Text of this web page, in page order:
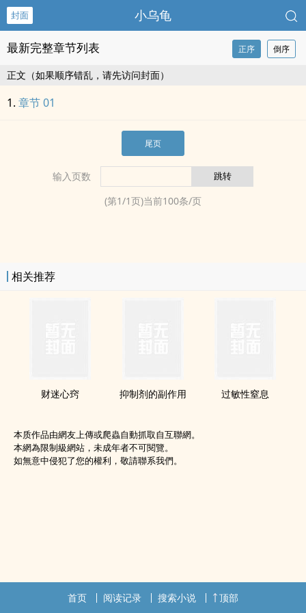
封面 小乌龟
最新完整章节列表 正序 倒序
正文（如果顺序错乱，请先访问封面）
章节 01
尾页
输入页数
(第1/1页)当前100条/页
相关推荐
财迷心窍 抑制剂的副作用 过敏性窒息
本质作品由網友上傳或爬蟲自動抓取自互聯網。
本網為限制級網站，未成年者不可閱覽。
如無意中侵犯了您的權利，敬請聯系我們。
首页 阅读记录 搜索小说 顶部